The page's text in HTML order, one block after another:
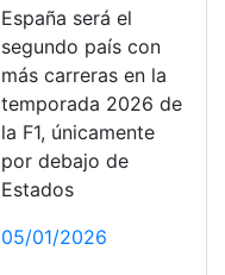
España será el
segundo país con
más carreras en la
temporada 2026 de
la F1, únicamente
por debajo de
Estados
05/01/2026